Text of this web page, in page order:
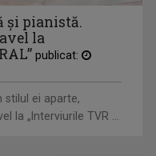
...
și pianistă.
la
publicat:
stilul ei aparte,
la „Interviurile TVR ...